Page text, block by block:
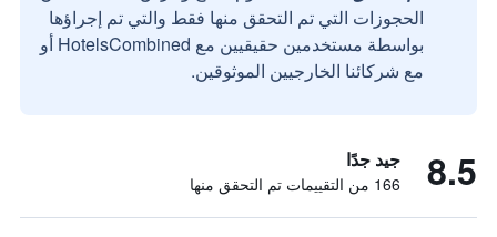
الحجوزات التي تم التحقق منها فقط والتي تم إجراؤها
بواسطة مستخدمين حقيقيين مع HotelsCombined أو
مع شركائنا الخارجيين الموثوقين.
8.5 جيد جدًا
166 من التقييمات تم التحقق منها